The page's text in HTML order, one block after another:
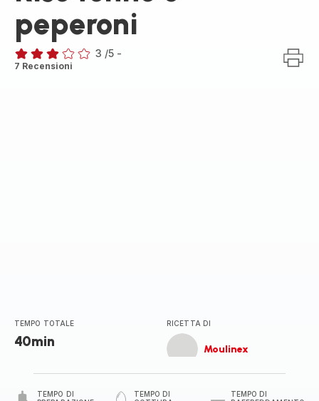
peperoni
Recensione
3 /5 -
7 Recensioni
TEMPO TOTALE
40min
RICETTA DI
Moulinex
TEMPO DI
TEMPO DI
TEMPO DI